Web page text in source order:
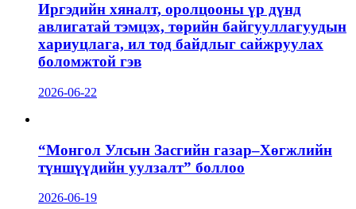
Иргэдийн хяналт, оролцооны үр дүнд
авлигатай тэмцэх, төрийн байгууллагуудын
хариуцлага, ил тод байдлыг сайжруулах
боломжтой гэв
2026-06-22
“Монгол Улсын Засгийн газар–Хөгжлийн
түншүүдийн уулзалт” боллоо
2026-06-19